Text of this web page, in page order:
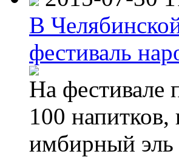
В
фестиваль
На фестивале
100 напитков,
имбирный эль